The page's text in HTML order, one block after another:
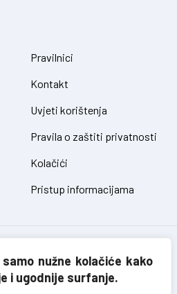
nužne kolačiće kako
i ugodnije surfanje.
Pravilnici
Kontakt
Uvjeti korištenja
Pravila o zaštiti privatnosti
Kolačići
Pristup informacijama